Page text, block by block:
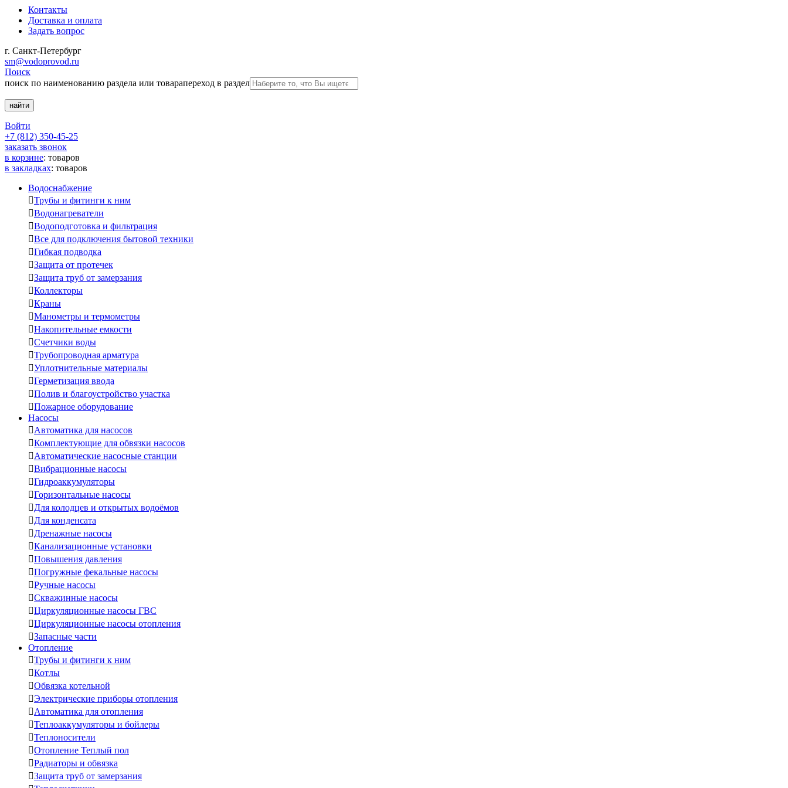
Контакты
Доставка и оплата
Задать вопрос
г. Санкт-Петербург
sm@vodoprovod.ru
Поиск
поиск по наименованию раздела или товарапереход в раздел
Войти
+7 (812) 350-45-25
заказать звонок
в корзине: товаров
в закладках: товаров
Водоснабжение
Трубы и фитинги к ним
Водонагреватели
Водоподготовка и фильтрация
Все для подключения бытовой техники
Гибкая подводка
Защита от протечек
Защита труб от замерзания
Коллекторы
Краны
Манометры и термометры
Накопительные емкости
Счетчики воды
Трубопроводная арматура
Уплотнительные материалы
Герметизация ввода
Полив и благоустройство участка
Пожарное оборудование
Насосы
Автоматика для насосов
Комплектующие для обвязки насосов
Автоматические насосные станции
Вибрационные насосы
Гидроаккумуляторы
Горизонтальные насосы
Для колодцев и открытых водоёмов
Для конденсата
Дренажные насосы
Канализационные установки
Повышения давления
Погружные фекальные насосы
Ручные насосы
Скважинные насосы
Циркуляционные насосы ГВС
Циркуляционные насосы отопления
Запасные части
Отопление
Трубы и фитинги к ним
Котлы
Обвязка котельной
Электрические приборы отопления
Автоматика для отопления
Теплоаккумуляторы и бойлеры
Теплоносители
Отопление Теплый пол
Радиаторы и обвязка
Защита труб от замерзания